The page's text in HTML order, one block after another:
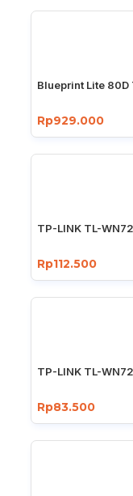
Blueprint Lite 80D
Rp929.000
TP-LINK TL-
Rp112.500
TP-LINK TL-
Rp83.500